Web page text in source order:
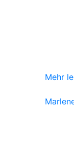
Mehr